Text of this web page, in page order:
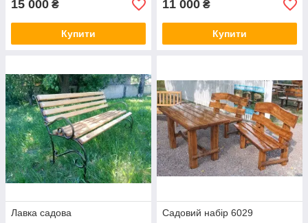
дерев'яні вироби, які прослужать багато років та стануть
окрасою вашої прибудинкової території.
15 000 ₴
Купити
11 000 ₴
Купити
Лавка садова
Садовий набір 6029